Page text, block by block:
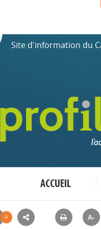
Site d'information du
ACCUEIL
A-